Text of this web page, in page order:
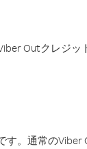
Outクレジ
。通常の